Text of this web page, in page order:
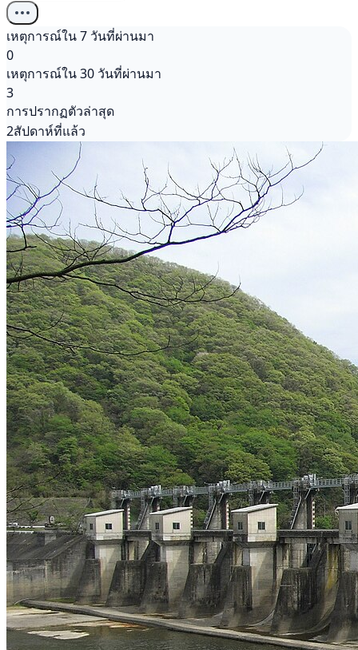
เหตุการณ์ใน 7 วันที่ผ่านมา
0
เหตุการณ์ใน 30 วันที่ผ่านมา
3
การปรากฏตัวล่าสุด
2สัปดาห์ที่แล้ว